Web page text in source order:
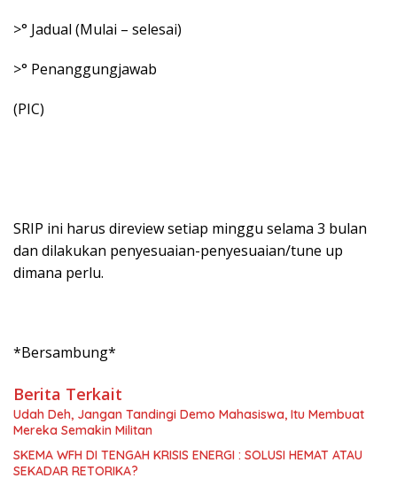
>° Jadual (Mulai – selesai)
>° Penanggungjawab
(PIC)
SRIP ini harus direview setiap minggu selama 3 bulan
dan dilakukan penyesuaian-penyesuaian/tune up
dimana perlu.
*Bersambung*
Berita Terkait
Udah Deh, Jangan Tandingi Demo Mahasiswa, Itu Membuat
Mereka Semakin Militan
SKEMA WFH DI TENGAH KRISIS ENERGI : SOLUSI HEMAT ATAU
SEKADAR RETORIKA?